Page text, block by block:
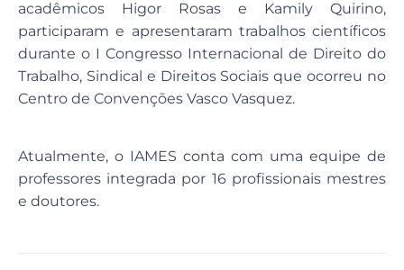
acadêmicos Higor Rosas e Kamily Quirino,
participaram e apresentaram trabalhos científicos
durante o I Congresso Internacional de Direito do
Trabalho, Sindical e Direitos Sociais que ocorreu no
Centro de Convenções Vasco Vasquez.
Atualmente, o IAMES conta com uma equipe de
professores integrada por 16 profissionais mestres
e doutores.